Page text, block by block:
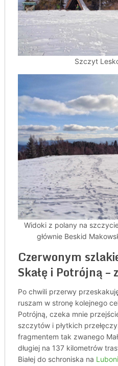
Szczyt
Widoki z polany na
głównie Beskid
Czerwonym
Skałę i Potrójną –
Po chwili przerwy
ruszam w stronę kolejnego
Potrójną, czeka mnie
szczytów i płytkich
fragmentem tak zwanego
długiej na 137 kilometrów
Białej do schroniska na